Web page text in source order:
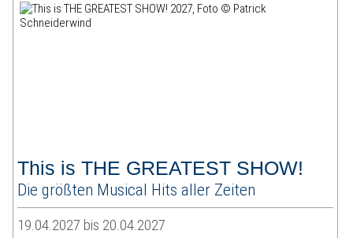
This is THE GREATEST SHOW!
Die größten Musical Hits aller Zeiten
19.04.2027 bis 20.04.2027